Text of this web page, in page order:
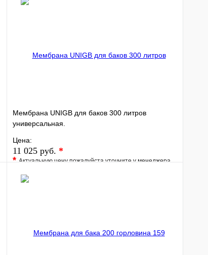
Мембрана UNIGB для баков 300 литров
универсальная.
Цена:
11 025 руб. *
*Актуальную цену пожалуйста уточните у менеджера
В избранное